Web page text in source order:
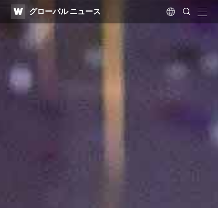
WATVグローバル ニュース Language
Search
Submit